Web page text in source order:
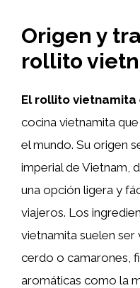
Origen y
rollito
El rollito vietnamita
cocina vietnamita
el mundo. Su origen
imperial de Vietnam,
una opción ligera y
viajeros. Los
vietnamita suelen ser
cerdo o camarones,
aromáticas como la